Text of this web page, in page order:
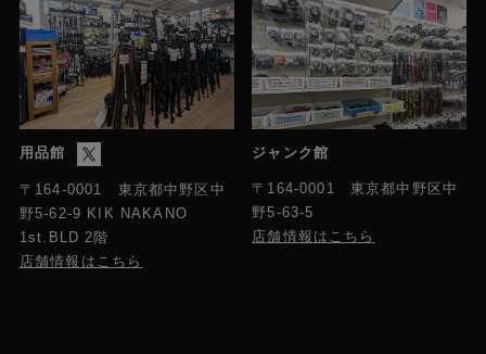
用品館
〒164-0001 東京都中野区中
野5-62-9 KIK NAKANO
1st.BLD 2階
店舗情報はこちら
ジャンク館
〒164-0001 東京都中野区中
野5-63-5
店舗情報はこちら